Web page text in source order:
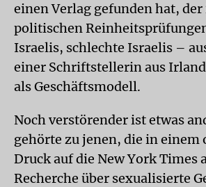
einen Verlag gefunden hat,
politischen
Israelis, schlechte Israelis –
einer Schriftstellerin aus
als Geschäftsmodell.
Noch verstörender ist etwas
gehörte zu jenen, die in einem
Druck auf die New York Times
Recherche über sexualisierte